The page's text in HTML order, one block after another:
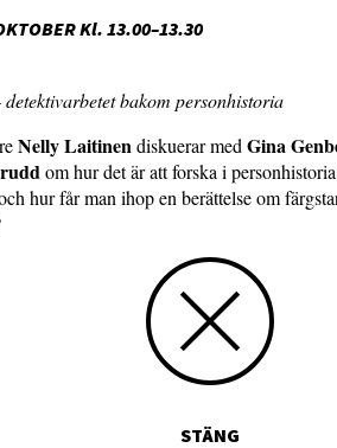
Kl. 13.00–13.30
bakom personhistoria
Nelly Laitinendiskuerar med Gina
om hur det är att forska i
hur får man ihop en berättelse om
STÄNG